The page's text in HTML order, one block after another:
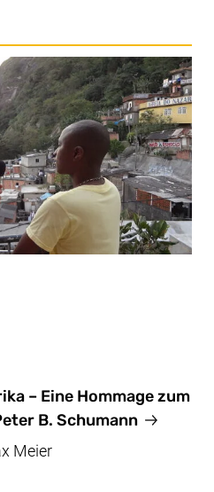
– Eine Hommage zum
B. Schumann
Meier